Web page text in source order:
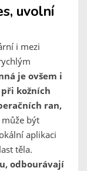
uvolní
i mezi
je ovšem i
kožních
ran,
být
aplikaci
těla.
odbourávají